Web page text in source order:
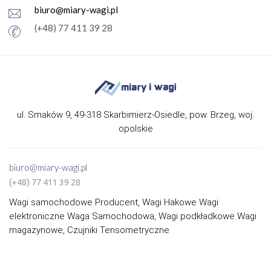
biuro@miary-wagi.pl
(+48) 77 411 39 28
ul. Smaków 9, 49-318 Skarbimierz-Osiedle, pow. Brzeg, woj.
opolskie
biuro@miary-wagi.pl
(+48) 77 411 39 28
Wagi samochodowe Producent, Wagi Hakowe Wagi
elektroniczne Waga Samochodowa, Wagi podkładkowe Wagi
magazynowe, Czujniki Tensometryczne